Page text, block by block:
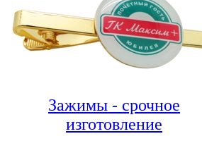
Зажимы - срочное
изготовление